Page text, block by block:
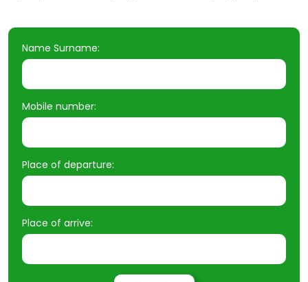
Name Surname:
Mobile number:
Place of departure:
Place of arrive: